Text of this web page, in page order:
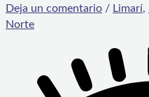
Deja un comentario / Limarí,
Norte